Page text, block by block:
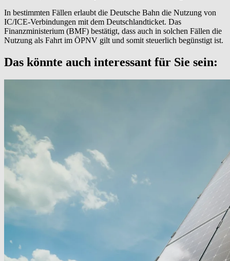
In bestimmten Fällen erlaubt die Deutsche Bahn die Nutzung von
IC/ICE-Verbindungen mit dem Deutschlandticket. Das
Finanzministerium (BMF) bestätigt, dass auch in solchen Fällen die
Nutzung als Fahrt im ÖPNV gilt und somit steuerlich begünstigt ist.
Das könnte auch interessant für Sie sein: